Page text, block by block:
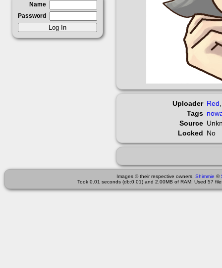
Name
Password
Uploader Red
Tags
Source
Locked No
Images © their respective owners, Shimmie ©
Took 0.01 seconds (db:0.01) and 2.00MB of RAM; Used 57